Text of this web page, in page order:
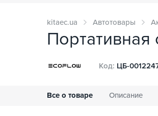
kitaec.ua Автотовары
Портативная
Все о товаре Описание
Код: ЦБ-